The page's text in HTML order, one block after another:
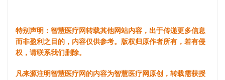
特别声明：智慧医疗网转载其他网站内容，出于传递更多信息
而非盈利之目的，内容仅供参考。版权归原作者所有，若有侵
权，请联系我们删除。
凡来源注明智慧医疗网的内容为智慧医疗网原创，转载需获授